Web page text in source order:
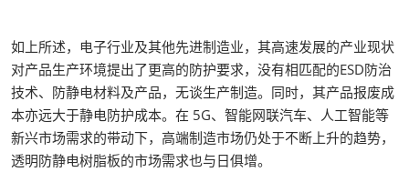
如上所述，电子行业及其他先进制造业，其高速发展的产业现状
对产品生产环境提出了更高的防护要求，没有相匹配的ESD防治
技术、防静电材料及产品，无谈生产制造。同时，其产品报废成
本亦远大于静电防护成本。在 5G、智能网联汽车、人工智能等
新兴市场需求的带动下，高端制造市场仍处于不断上升的趋势，
透明防静电树脂板的市场需求也与日俱增。